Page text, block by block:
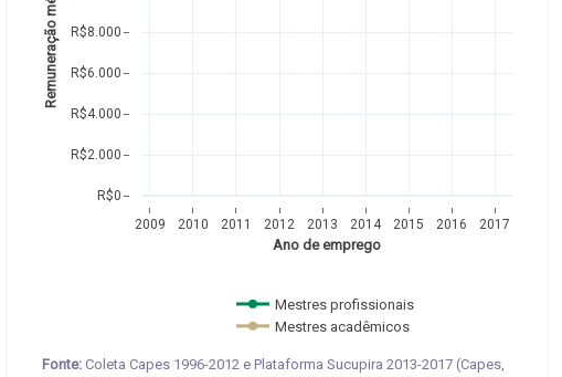
2009 2010 2011 2012 2013 2014 2015 2016 2017
R$0
R$2.000
R$4.000
R$6.000
R$8.000
Mestres profissionais
Mestres acadêmicos
Ano de emprego
Remuneração média
Fonte: Coleta Capes 1996-2012 e Plataforma Sucupira 2013-2017 (Capes,